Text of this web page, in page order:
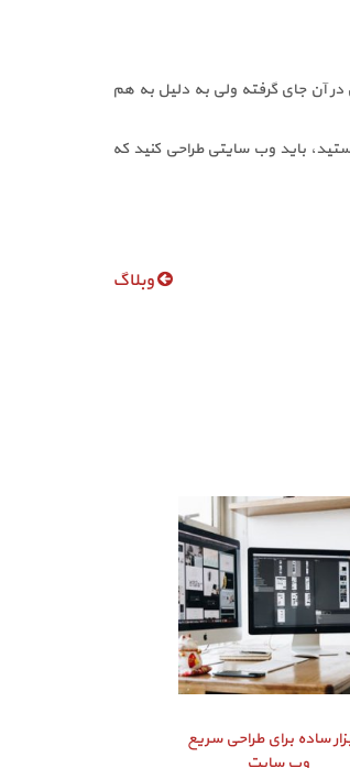
آن جای گرفته ولی به دلیل به هم
باید وب سایتی طراحی کنید که
وبلاگ
ساده برای طراحی سریع
وب سایت